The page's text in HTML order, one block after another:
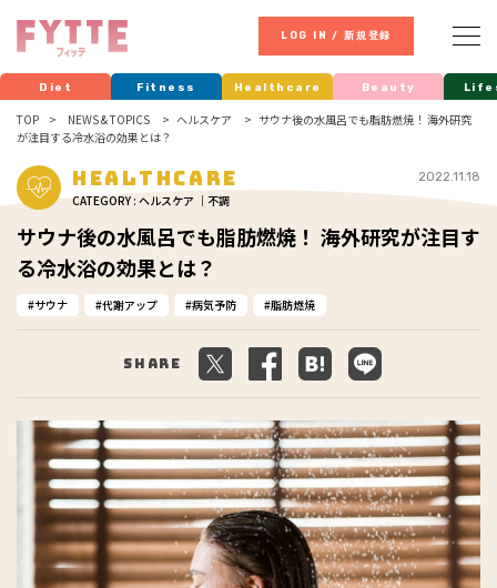
LOG IN / 新規登録
Diet Fitness Healthcare Beauty
TOP NEWS & TOPICS ヘルスケア
サウナ後の水風呂でも脂肪燃焼！ 海外研究
が注目する冷水浴の効果とは？
Healthcare
CATEGORY : ヘルスケア ｜不調
2022.11.18
サウナ後の水風呂でも脂肪燃焼！ 海外研究が注目す
る冷水浴の効果とは？
サウナ 代謝アップ 病気予防 脂肪燃焼
Share